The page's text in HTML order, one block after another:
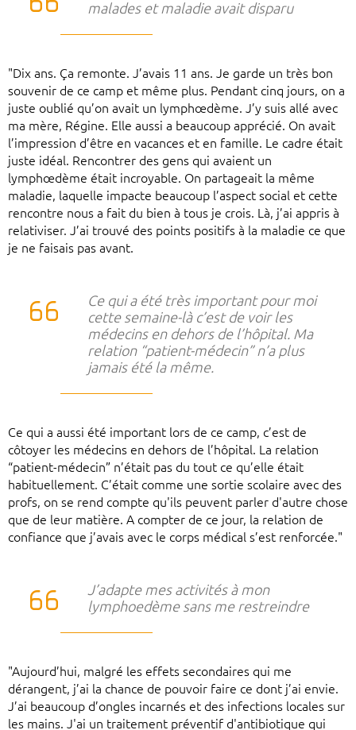
malades et maladie avait disparu
"Dix ans. Ça remonte. J’avais 11 ans. Je garde un très bon
souvenir de ce camp et même plus. Pendant cinq jours, on a
juste oublié qu’on avait un lymphœdème. J’y suis allé avec
ma mère, Régine. Elle aussi a beaucoup apprécié. On avait
l’impression d’être en vacances et en famille. Le cadre était
juste idéal. Rencontrer des gens qui avaient un
lymphœdème était incroyable. On partageait la même
maladie, laquelle impacte beaucoup l’aspect social et cette
rencontre nous a fait du bien à tous je crois. Là, j’ai appris à
relativiser. J’ai trouvé des points positifs à la maladie ce que
je ne faisais pas avant.
Ce qui a été très important pour moi
cette semaine-là c’est de voir les
médecins en dehors de l’hôpital. Ma
relation “patient-médecin” n’a plus
jamais été la même.
Ce qui a aussi été important lors de ce camp, c’est de
côtoyer les médecins en dehors de l’hôpital. La relation
“patient-médecin” n’était pas du tout ce qu’elle était
habituellement. C’était comme une sortie scolaire avec des
profs, on se rend compte qu'ils peuvent parler d'autre chose
que de leur matière. A compter de ce jour, la relation de
confiance que j’avais avec le corps médical s’est renforcée."
J’adapte mes activités à mon
lymphoedème sans me restreindre
"Aujourd’hui, malgré les effets secondaires qui me
dérangent, j’ai la chance de pouvoir faire ce dont j’ai envie.
J’ai beaucoup d’ongles incarnés et des infections locales sur
les mains. J'ai un traitement préventif d'antibiotique qui